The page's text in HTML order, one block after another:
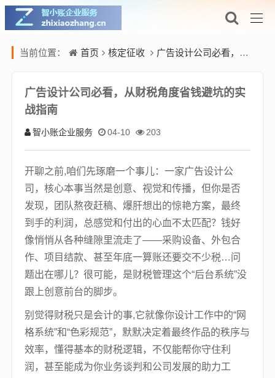
当前位置： 首页 核定征收 广告设计公司必看，从财税角度省钱避坑的实战指南
广告设计公司必看，从财税角度省钱避坑的实
战指南
智小账企业服务 04-10 203
开聊之前,咱们先琢磨一个事儿：一家广告设计公
司，核心本事当然是创意、视觉和传播，但你是否
发现，团队熬夜赶稿、爆肝想出的惊艳方案，最终
到手的利润，总感觉和付出的心血不太匹配？钱好
像悄悄从各种缝隙里流走了——采购设备、外包合
作、项目结款、甚至年底一算账还要交不少税…问
题出在哪儿？很可能，是财税管理这个“后台系统”没
跟上创意前台的脚步。
别觉得财税只是会计的事,它就像你设计工作中的“网
格系统”和“色彩规范”，默默决定着最终作品的秩序与
效率，懂得基本的财税逻辑，不仅能帮你守住利
润，甚至能成为你业务谈判和公司发展的助力工